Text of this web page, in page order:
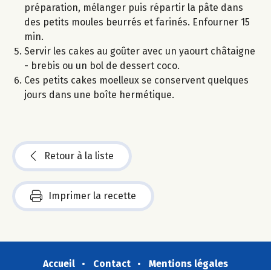
préparation, mélanger puis répartir la pâte dans
des petits moules beurrés et farinés. Enfourner 15
min.
Servir les cakes au goûter avec un yaourt châtaigne
- brebis ou un bol de dessert coco.
Ces petits cakes moelleux se conservent quelques
jours dans une boîte hermétique.
Retour à la liste
Imprimer la recette
Accueil Contact
Mentions légales